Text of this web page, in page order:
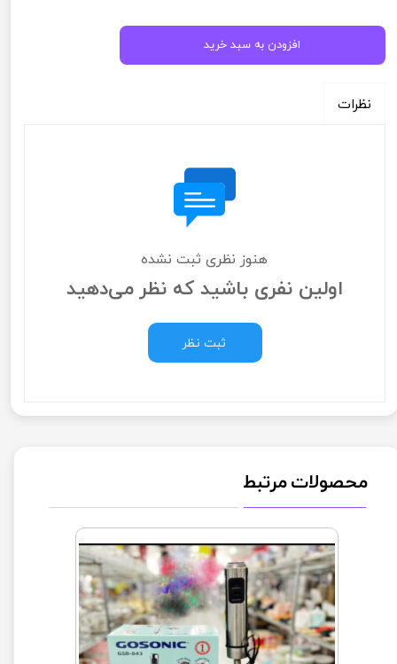
افزودن به سبد خرید
نظرات
هنوز نظری ثبت نشده
اولین نفری باشید که نظر می‌دهید
ثبت نظر
محصولات مرتبط